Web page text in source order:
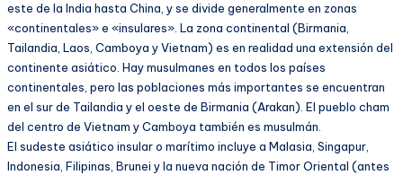
este de la India hasta China, y se divide generalmente en zonas
«continentales» e «insulares». La zona continental (Birmania,
Tailandia, Laos, Camboya y Vietnam) es en realidad una extensión del
continente asiático. Hay musulmanes en todos los países
continentales, pero las poblaciones más importantes se encuentran
en el sur de Tailandia y el oeste de Birmania (Arakan). El pueblo cham
del centro de Vietnam y Camboya también es musulmán.
El sudeste asiático insular o marítimo incluye a Malasia, Singapur,
Indonesia, Filipinas, Brunei y la nueva nación de Timor Oriental (antes